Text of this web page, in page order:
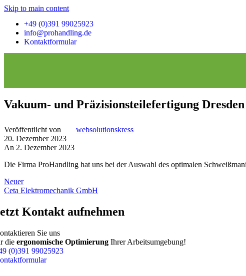
Skip to main content
+49 (0)391 99025923
info@prohandling.de
Kontaktformular
Konventionelle
Rollenböcke /
Drehvorrichtung für
Stahlträger
Lastwendegerät
Vakuum- und Präzisionsteilefertigung
Veröffentlicht von
websolutionskress
20. Dezember 2023
An 2. Dezember 2023
Die Firma ProHandling hat uns bei der Auswahl des optimalen
Neuer
Ceta Elektromechanik GmbH
Kontakt aufnehmen
Sie uns
die ergonomische Optimierung Ihrer Arbeitsumgebung!
(0)391 99025923